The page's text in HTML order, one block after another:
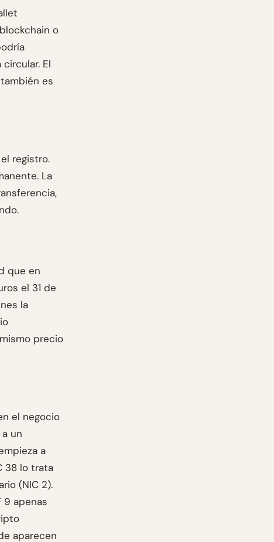
o
El
es
registro.
La
que en
el 31 de
la
precio
el negocio
un
a
38 lo trata
(NIC 2).
9 apenas
aparecen